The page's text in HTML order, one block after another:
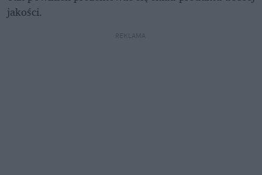
jakości.
REKLAMA